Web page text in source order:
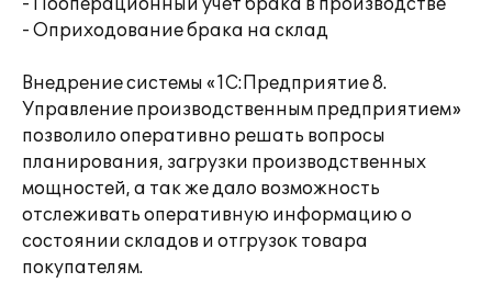
- Пооперационный учет брака в производстве
- Оприходование брака на склад
Внедрение системы «1С:Предприятие 8.
Управление производственным предприятием»
позволило оперативно решать вопросы
планирования, загрузки производственных
мощностей, а так же дало возможность
отслеживать оперативную информацию о
состоянии складов и отгрузок товара
покупателям.